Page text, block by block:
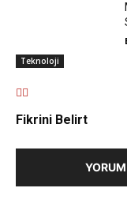
Teknoloji
Fikrini Belirt